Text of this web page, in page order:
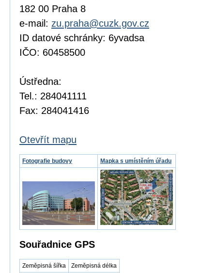
182 00 Praha 8
e-mail: zu.praha@cuzk.gov.cz
ID datové schránky: 6yvadsa
IČO: 60458500
Ústředna:
Tel.: 284041111
Fax: 284041416
Otevřít mapu
Fotografie budovy Mapka s umístěním úřadu
Souřadnice GPS
Zeměpisná šířka
Zeměpisná délka